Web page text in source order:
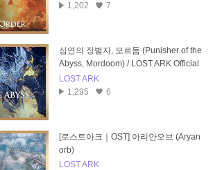
1,202
7
심연의 징벌자, 모르둠 (Punisher of the
Abyss, Mordoom) / LOST ARK Official
Soundtrack
LOST ARK
1,295
6
[로스트아크｜OST] 아리안오브 (Aryan
orb)
LOST ARK